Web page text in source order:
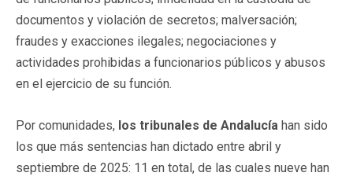
documentos y violación de secretos; malversación;
fraudes y exacciones ilegales; negociaciones y
actividades prohibidas a funcionarios públicos y abusos
en el ejercicio de su función.
Por comunidades, los tribunales de Andalucía han sido
los que más sentencias han dictado entre abril y
septiembre de 2025: 11 en total, de las cuales nueve han